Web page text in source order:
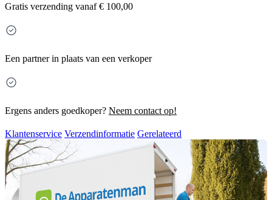
Gratis verzending vanaf € 100,00
Een partner in plaats van een verkoper
Ergens anders goedkoper? Neem contact op!
Klantenservice Verzendinformatie Gerelateerd